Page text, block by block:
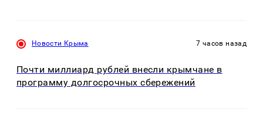
Новости Крыма 7 часов назад
Почти миллиард рублей внесли крымчане в
программу долгосрочных сбережений